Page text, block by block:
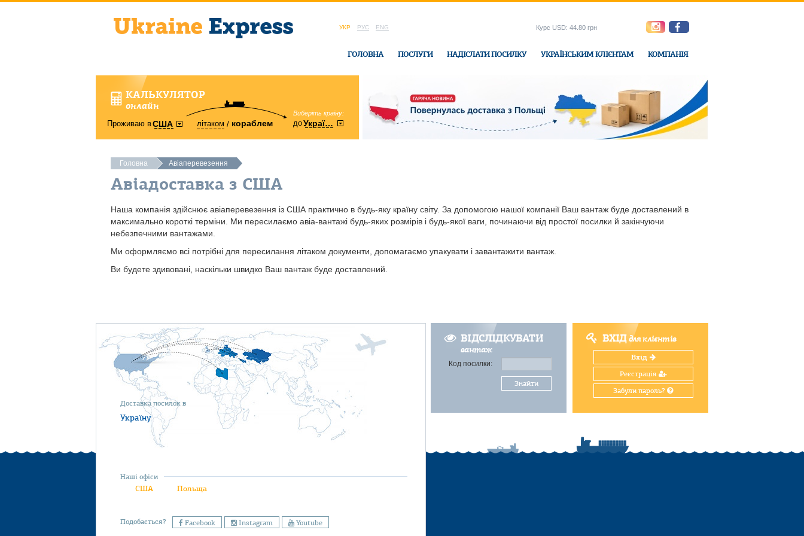
УКР РУС ENG
ГОЛОВНА ПОСЛУГИ НАДІСЛАТИ ПОСИЛКУ УКРАЇНСЬКИМ КЛІЄНТАМ КОМПАНІЯ
Курс USD: 44.80 грн
КАЛЬКУЛЯТОР
онлайн
Проживаю вСША літаком кораблем
Виберіть країну:
доУкраїни
область:
Вінницька в офісі Ukraine-Express
Головна Авіаперевезення
Авіадоставка з США
Наша компанія здійснює авіаперевезення із США практично в будь-яку країну світу. За допомогою нашої компанії Ваш вантаж буде доставлений в
максимально короткі терміни. Ми пересилаємо авіа-вантажі будь-яких розмірів і будь-якої ваги, починаючи від простої посилки й закінчуючи
небезпечними вантажами.
Ми оформляємо всі потрібні для пересилання літаком документи, допомагаємо упакувати і завантажити вантаж.
Ви будете здивовані, наскільки швидко Ваш вантаж буде доставлений.
ВІДСЛІДКУВАТИ
вантаж
Код посилки:
Знайти
ВХІДдля клієнтів
Вхід
Реєстрація
Забули пароль?
Доставка посилок в
Україну
Наші офіси
США Польща
Подобається? Facebook Instagram Youtube